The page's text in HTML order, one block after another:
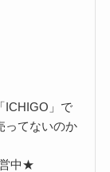
ICHIGO」で
ってないのか
中★